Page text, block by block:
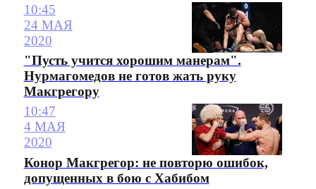
10:45
24 МАЯ
2020
"Пусть учится хорошим манерам".
Нурмагомедов не готов жать руку
Макгрегору
10:47
4 МАЯ
2020
Конор Макгрегор: не повторю ошибок,
допущенных в бою с Хабибом